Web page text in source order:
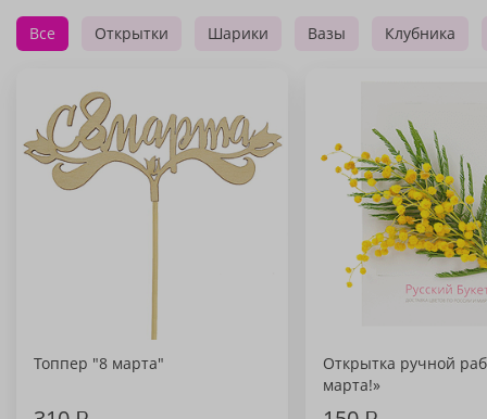
Все Открытки Шарики Вазы Клубника
Топпер "8 марта"
Открытка ручной
марта!»